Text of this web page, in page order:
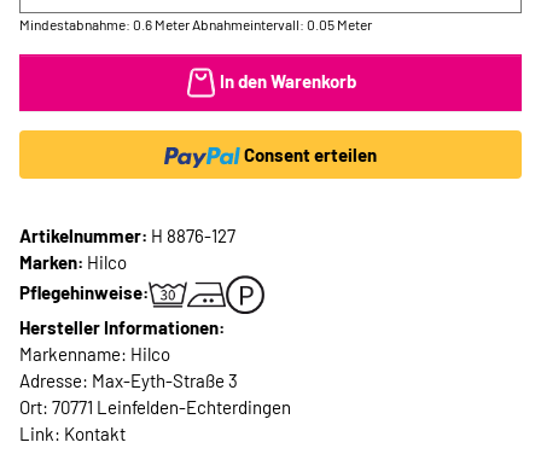
Mindestabnahme: 0.6 Meter Abnahmeintervall: 0.05 Meter
In den Warenkorb
Consent erteilen
Artikelnummer: H 8876-127
Marken: Hilco
Pflegehinweise:
Hersteller Informationen:
Markenname: Hilco
Adresse: Max-Eyth-Straße 3
Ort: 70771 Leinfelden-Echterdingen
Link: Kontakt